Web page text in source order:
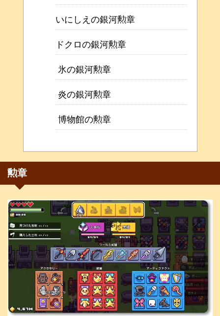
いにしえの銀河勲章
ドクロの銀河勲章
氷の銀河勲章
炎の銀河勲章
博物館の勲章
勲章